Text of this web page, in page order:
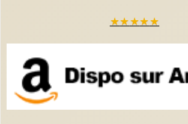
★★★★★